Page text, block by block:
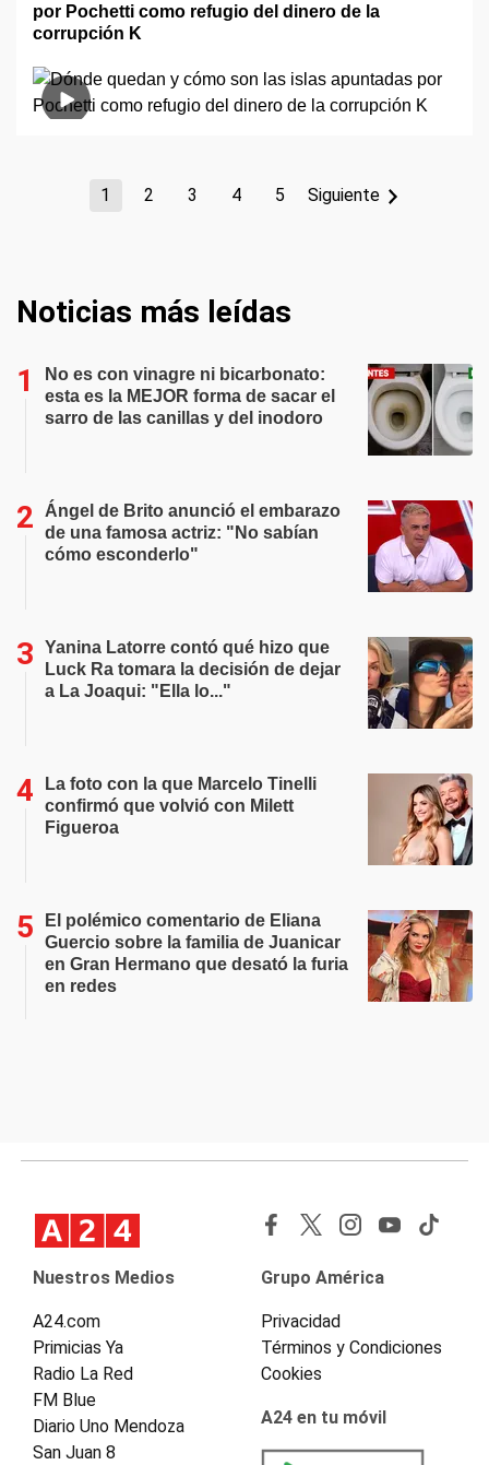
por Pochetti como refugio del dinero de la
corrupción K
1 2 3 4 5 Siguiente
Noticias más leídas
No es con vinagre ni bicarbonato:
esta es la MEJOR forma de sacar el
sarro de las canillas y del inodoro
Ángel de Brito anunció el embarazo
de una famosa actriz: "No sabían
cómo esconderlo"
Yanina Latorre contó qué hizo que
Luck Ra tomara la decisión de dejar
a La Joaqui: "Ella lo..."
La foto con la que Marcelo Tinelli
confirmó que volvió con Milett
Figueroa
El polémico comentario de Eliana
Guercio sobre la familia de Juanicar
en Gran Hermano que desató la furia
en redes
Nuestros Medios
A24.com
Primicias Ya
Radio La Red
FM Blue
Diario Uno Mendoza
San Juan 8
Grupo América
Privacidad
Términos y Condiciones
Cookies
A24 en tu móvil